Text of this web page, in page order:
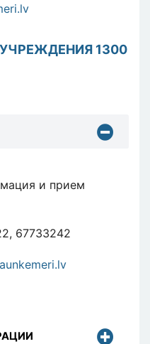
1300
и прием
67733242